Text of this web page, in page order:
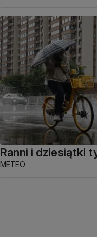
Ranni i dziesiątki
METEO